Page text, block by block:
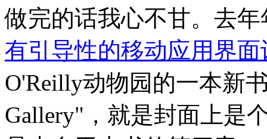
做完的话我心不甘。去
有引导性的移动应用界
O'Reilly动物园的一本新
Gallery"，就是封面上是